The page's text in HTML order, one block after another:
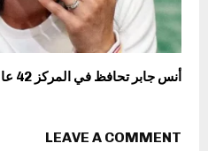
أنس جابر تحافظ في المركز 42 عالميا
LEAVE A COMMENT